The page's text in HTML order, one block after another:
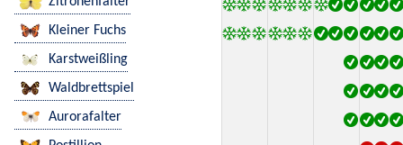
Kleiner Fuchs
Karstweißling
Waldbrettspiel
Aurorafalter